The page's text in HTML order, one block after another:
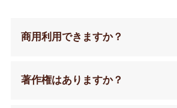
商用利用できますか？
著作権はありますか？